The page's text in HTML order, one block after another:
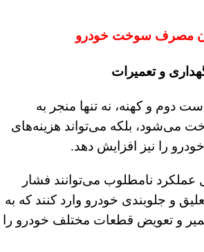
مصرف سوخت خودرو
و تعمیرات
دوم و کهنه، نه تنها منجر به
می‌شود، بلکه می‌تواند هزینه‌های
را نیز افزایش دهد.
عملکرد نامطلوب می‌توانند فشار
و جلوبندی خودرو وارد کنند که به
و تعویض قطعات مختلف خودرو را